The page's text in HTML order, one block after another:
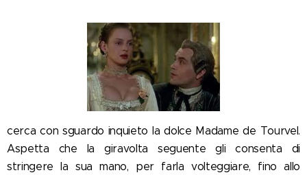
cerca con sguardo inquieto la dolce Madame de Tourvel.
Aspetta che la giravolta seguente gli consenta di
stringere la sua mano, per farla volteggiare, fino allo